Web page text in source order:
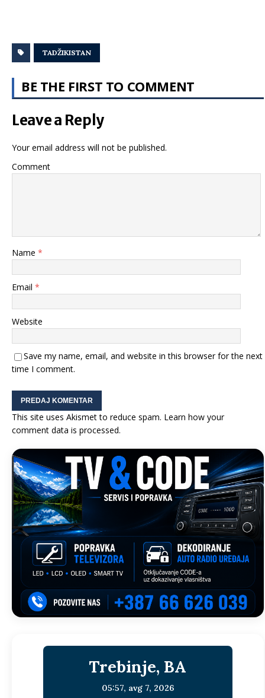
TADŽIKISTAN
BE THE FIRST TO COMMENT
Leave a Reply
Your email address will not be published.
Comment
Name *
Email *
Website
Save my name, email, and website in this browser for the next
time I comment.
This site uses Akismet to reduce spam. Learn how your
comment data is processed.
Trebinje, BA
05:57, avg 7, 2026